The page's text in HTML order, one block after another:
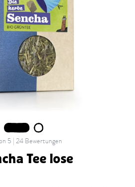
2
5 | 24 Bewertungen
Tee lose